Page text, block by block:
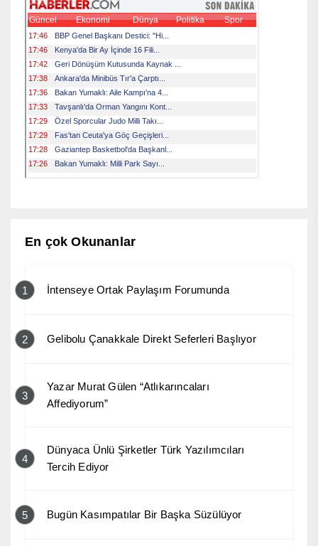
En çok Okunanlar
1 İntenseye Ortak Paylaşım Forumunda
2 Gelibolu Çanakkale Direkt Seferleri Başlıyor
3
Yazar Murat Gülen “Atlıkarıncaları
Affediyorum”
4
Dünyaca Ünlü Şirketler Türk Yazılımcıları
Tercih Ediyor
5 Bugün Kasımpatılar Bir Başka Süzülüyor